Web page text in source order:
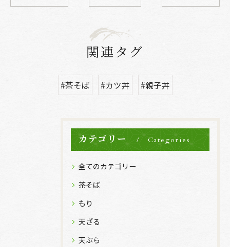
関連タグ
#茶そば #カツ丼 #親子丼
カテゴリー Categories
全てのカテゴリー
茶そば
もり
天ざる
天ぷら